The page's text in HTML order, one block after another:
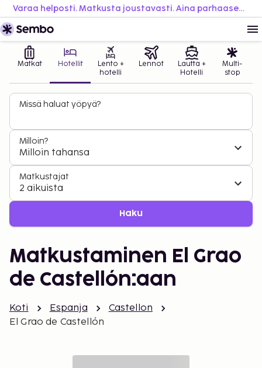
Varaa helposti. Matkusta joustavasti. Aina parhaaseen hintaan.
Matkat Hotellit
Lento +
hotelli
Lennot
Lautta +
Hotelli
Multi-
stop
Missä haluat yöpyä?
Milloin?
Milloin tahansa
Matkustajat
2 aikuista
Haku
Matkustaminen El Grao
de Castellón:aan
Koti Espanja
Castellon
El Grao de Castellón